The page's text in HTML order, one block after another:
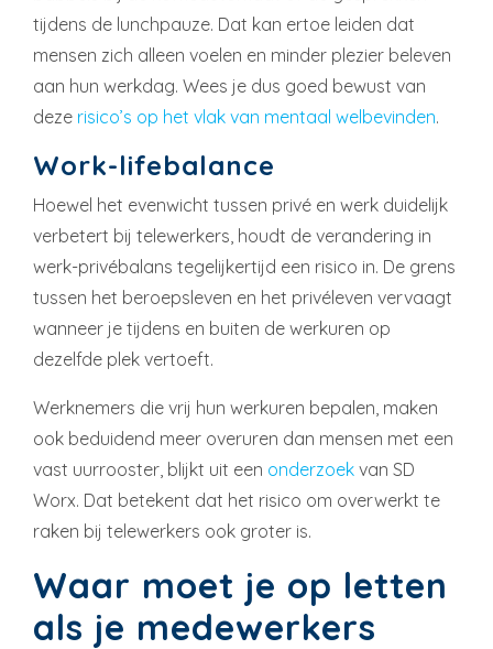
tijdens de lunchpauze. Dat kan ertoe leiden dat
mensen zich alleen voelen en minder plezier beleven
aan hun werkdag. Wees je dus goed bewust van
deze risico’s op het vlak van mentaal welbevinden.
Work-lifebalance
Hoewel het evenwicht tussen privé en werk duidelijk
verbetert bij telewerkers, houdt de verandering in
werk-privébalans tegelijkertijd een risico in. De grens
tussen het beroepsleven en het privéleven vervaagt
wanneer je tijdens en buiten de werkuren op
dezelfde plek vertoeft.
Werknemers die vrij hun werkuren bepalen, maken
ook beduidend meer overuren dan mensen met een
vast uurrooster, blijkt uit een onderzoek van SD
Worx. Dat betekent dat het risico om overwerkt te
raken bij telewerkers ook groter is.
Waar moet je op letten
als je medewerkers